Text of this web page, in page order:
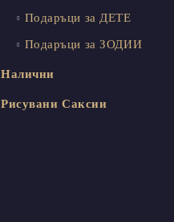
Подаръци за ДЕТЕ
Подаръци за ЗОДИИ
Налични
Рисувани Саксии